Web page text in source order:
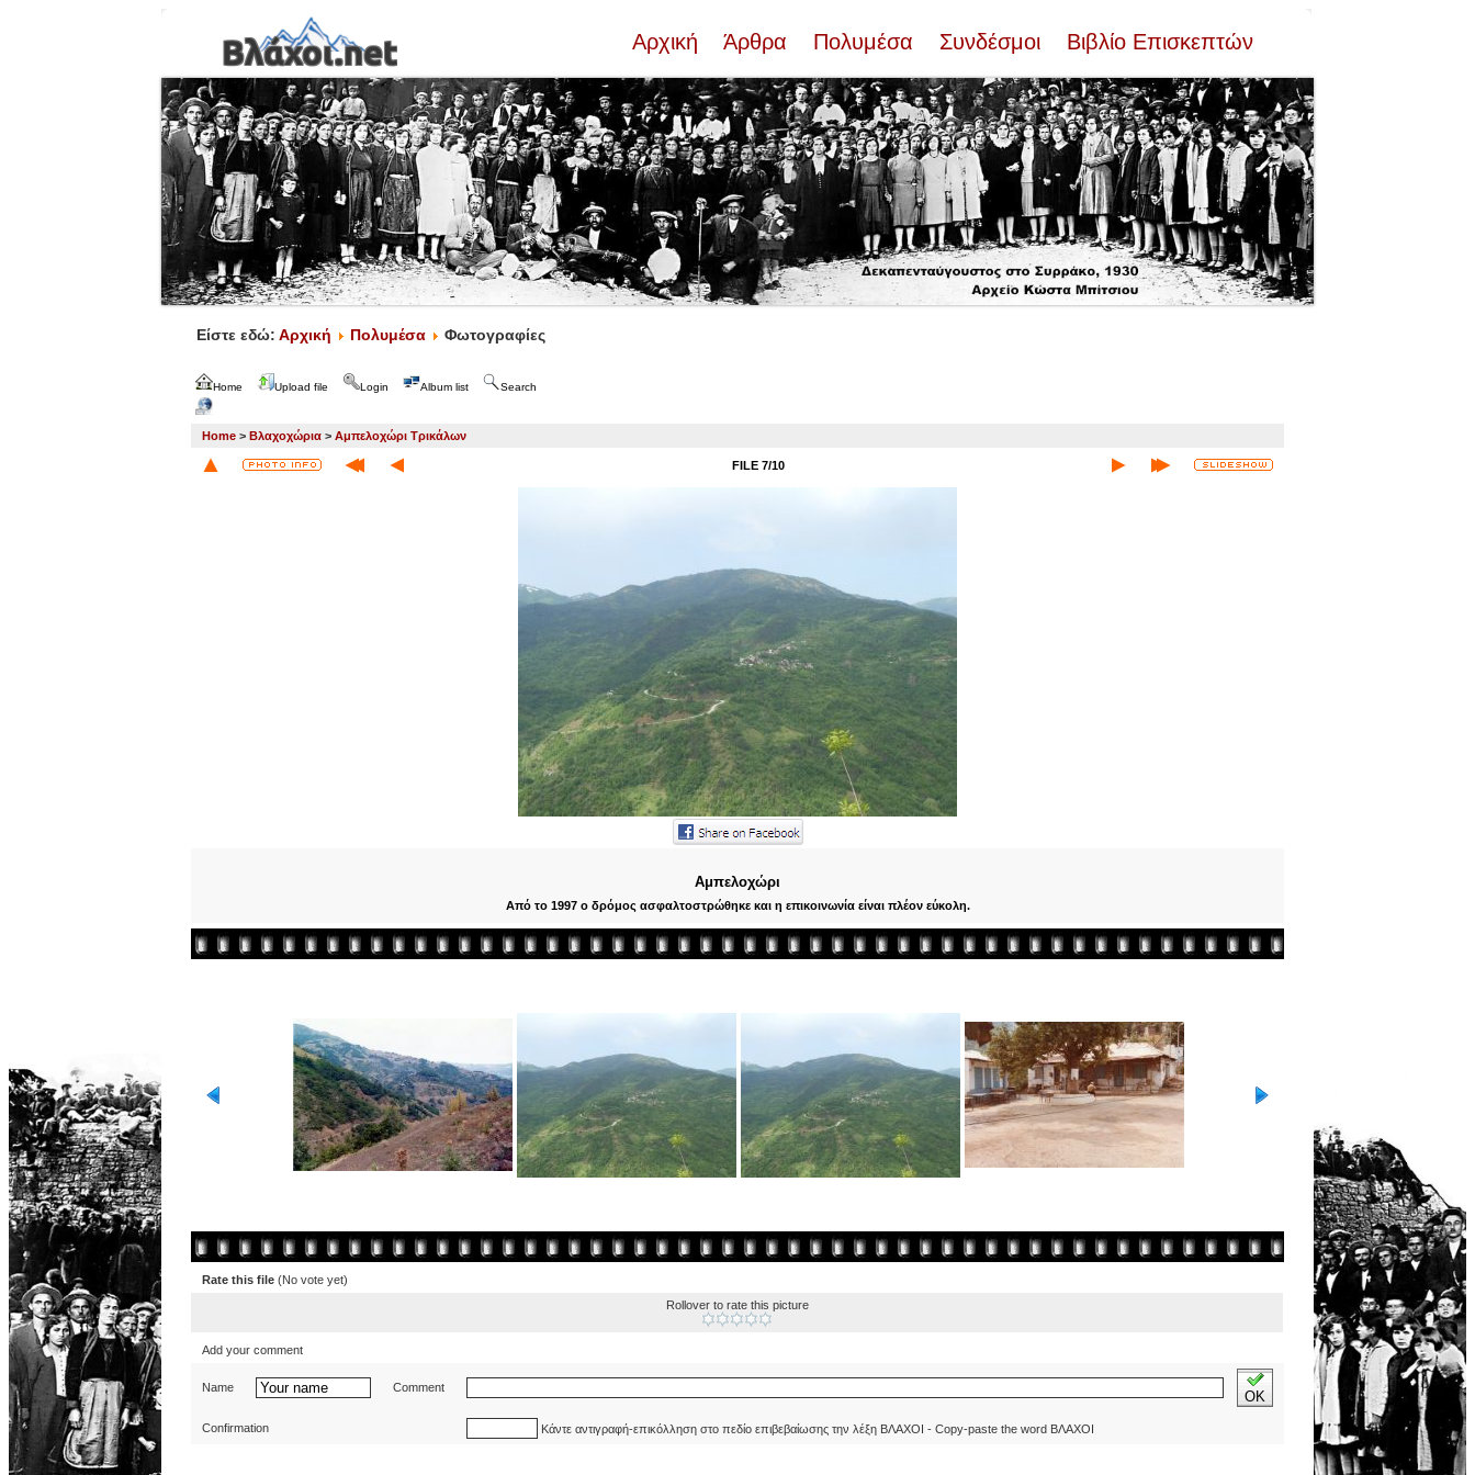
Αρχική Άρθρα Πολυμέσα Συνδέσμοι Βιβλίο Επισκεπτών
Είστε εδώ: Αρχική Πολυμέσα Φωτογραφίες
Home Upload file Login Album list Search
Home > Βλαχοχώρια > Αμπελοχώρι Τρικάλων
FILE 7/10
Αμπελοχώρι
Από το 1997 ο δρόμος ασφαλτοστρώθηκε και η επικοινωνία είναι πλέον εύκολη.
Rate this file (No vote yet)
Rollover to rate this picture
Add your comment
Name Comment
OK
Confirmation Κάντε αντιγραφή-επικόλληση στο πεδίο επιβεβαίωσης την λέξη ΒΛΑΧΟΙ - Copy-paste the word ΒΛΑΧΟΙ